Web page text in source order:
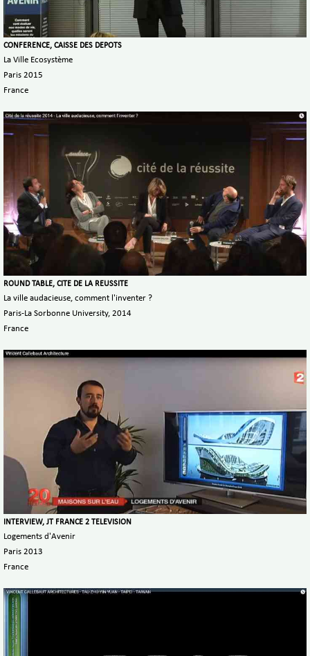
CONFERENCE, CAISSE DES DEPOTS
La Ville Ecosystème
Paris 2015
France
ROUND TABLE, CITE DE LA REUSSITE
La ville audacieuse, comment l'inventer ?
Paris-La Sorbonne University, 2014
France
INTERVIEW, JT FRANCE 2 TELEVISION
Logements d'Avenir
Paris 2013
France